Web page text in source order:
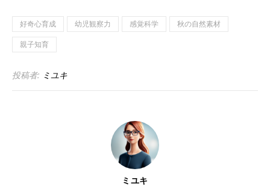
好奇心育成 幼児観察力 感覚科学
秋の自然素材
親子知育
投稿者: ミユキ
ミユキ